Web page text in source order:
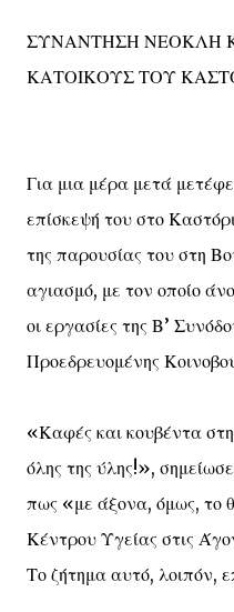
ΣΥΝΑΝΤΗΣΗ ΝΕΟΚΛΗ
ΚΑΤΟΙΚΟΥΣ ΤΟΥ
Για μια μέρα μετά
επίσκεψή του στο
της παρουσίας του στη
αγιασμό, με τον οποίο
οι εργασίες της Β’
Προεδρευομένης
«Καφές και κουβέντα
όλης της ύλης!»,
πως «με άξονα, όμως, το
Κέντρου Υγείας στις
Το ζήτημα αυτό, λοιπόν,